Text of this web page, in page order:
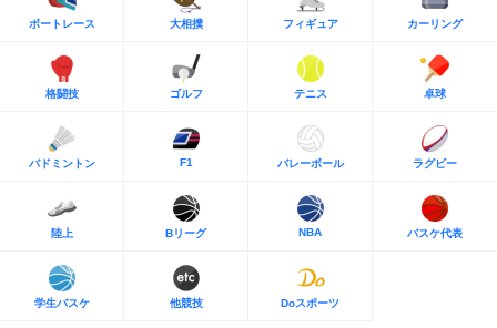
ボートレース 大相撲 フィギュア カーリング
格闘技 ゴルフ テニス 卓球
バドミントン F1 バレーボール ラグビー
陸上 Bリーグ NBA バスケ代表
学生バスケ 他競技 Doスポーツ